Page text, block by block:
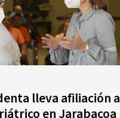
lleva afiliación a
en Jarabacoa